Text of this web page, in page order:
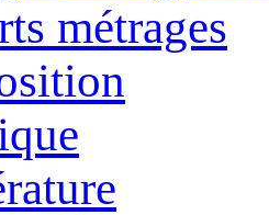
métrages